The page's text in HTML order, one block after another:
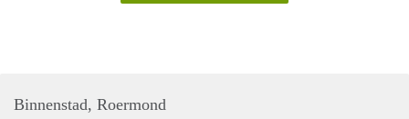
Binnenstad, Roermond